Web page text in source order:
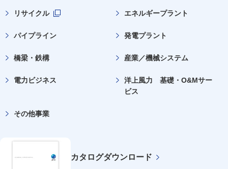
リサイクル
エネルギープラント
パイプライン 発電プラント
橋梁・鉄構 産業／機械システム
電力ビジネス
洋上風力 基礎・O&Mサー
ビス
その他事業
カタログダウンロード